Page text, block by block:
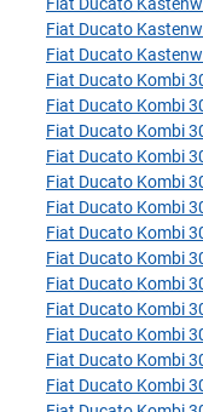
Fiat Ducato
Fiat Ducato
Fiat Ducato Kombi
Fiat Ducato Kombi
Fiat Ducato Kombi
Fiat Ducato Kombi
Fiat Ducato Kombi
Fiat Ducato Kombi
Fiat Ducato Kombi
Fiat Ducato Kombi
Fiat Ducato Kombi
Fiat Ducato Kombi
Fiat Ducato Kombi
Fiat Ducato Kombi
Fiat Ducato Kombi